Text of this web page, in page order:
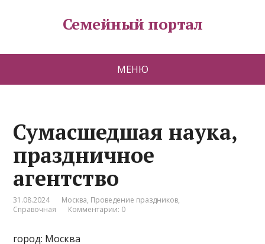
Семейный портал
МЕНЮ
Сумасшедшая наука,
праздничное
агентство
31.08.2024 Москва, Проведение праздников,
Справочная
Комментарии: 0
город: Москва